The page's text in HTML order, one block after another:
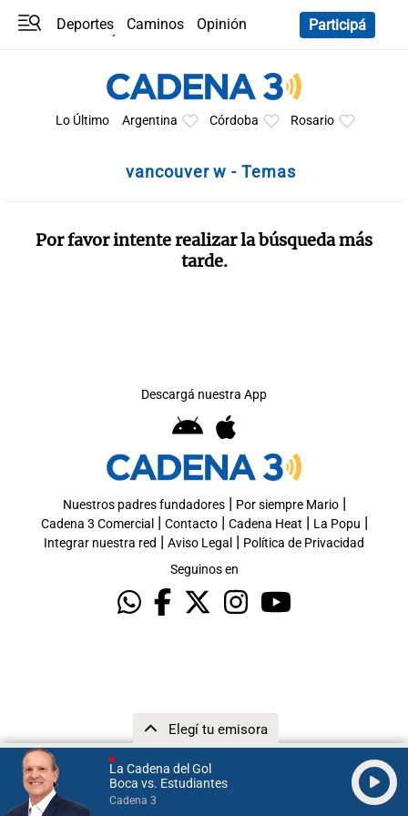
La Cadena del Gol
Boca vs. Estudiantes
Cadena 3
Elegí tu emisora
Deportes Caminos
Opinión
Participá
Lo Último Argentina Córdoba Rosario
vancouver w - Temas
Por favor intente realizar la búsqueda más
tarde.
Descargá nuestra App
Nuestros padres fundadores| Por siempre Mario|
Cadena 3 Comercial | Contacto| Cadena Heat | La Popu |
Integrar nuestra red | Aviso Legal | Política de Privacidad
Seguinos en